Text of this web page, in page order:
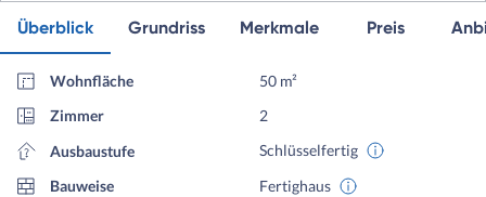
Überblick Grundriss Merkmale Preis
Wohnfläche
50 m²
Zimmer
2
Ausbaustufe
Schlüsselfertig
Bauweise
Fertighaus